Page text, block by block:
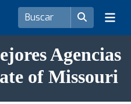
Agencias
of Missouri